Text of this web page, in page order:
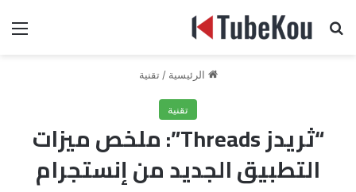
بحث عن
الرئيسية / تقنية
تقنية
“ثريدز Threads”: ملخص ميزات
التطبيق الجديد من إنستجرام